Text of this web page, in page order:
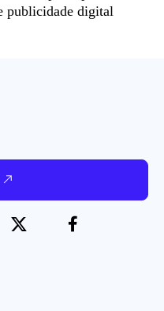
publicidade digital